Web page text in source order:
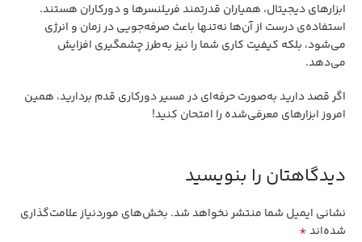
ابزارهای دیجیتال، همیاران قدرتمند فریلنسرها و دورکاران هستند.
استفاده‌ی درست از آن‌ها نه‌تنها باعث صرفه‌جویی در زمان و انرژی
می‌شود، بلکه کیفیت کاری شما را نیز به‌طرز چشمگیری افزایش
می‌دهد.
اگر قصد دارید به‌صورت حرفه‌ای در مسیر دورکاری قدم بردارید، همین
امروز ابزارهای معرفی‌شده را امتحان کنید!
دیدگاهتان را بنویسید
نشانی ایمیل شما منتشر نخواهد شد. بخش‌های موردنیاز علامت‌گذاری
شده‌اند*